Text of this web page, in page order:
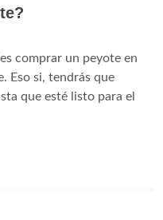
comprar un peyote en
Eso si, tendrás que
que esté listo para el